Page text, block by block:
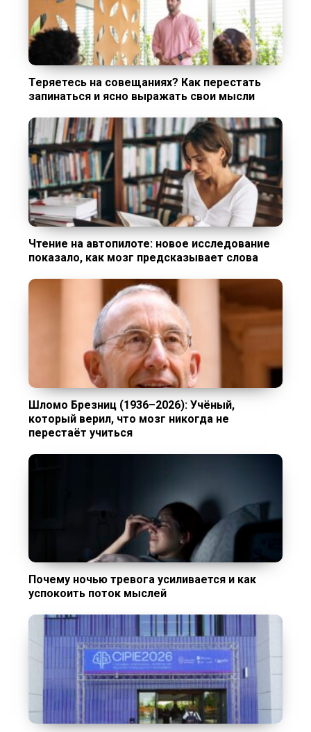
Теряетесь на совещаниях? Как перестать
запинаться и ясно выражать свои мысли
Чтение на автопилоте: новое исследование
показало, как мозг предсказывает слова
Шломо Брезниц (1936–2026): Учёный,
который верил, что мозг никогда не
перестаёт учиться
Почему ночью тревога усиливается и как
успокоить поток мыслей